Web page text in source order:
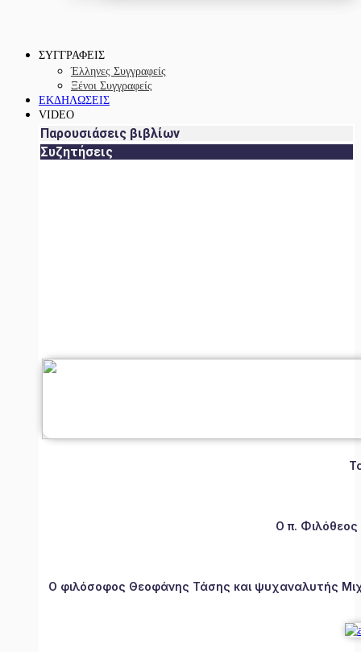
ΣΥΓΓΡΑΦΕΙΣ
Έλληνες Συγγραφείς
Ξένοι Συγγραφείς
ΕΚΔΗΛΩΣΕΙΣ
VIDEO
Παρουσιάσεις βιβλίων
Συζητήσεις
Ο π.
Ο φιλόσοφος Θεοφάνης Τάσης και ψυχαναλυτής